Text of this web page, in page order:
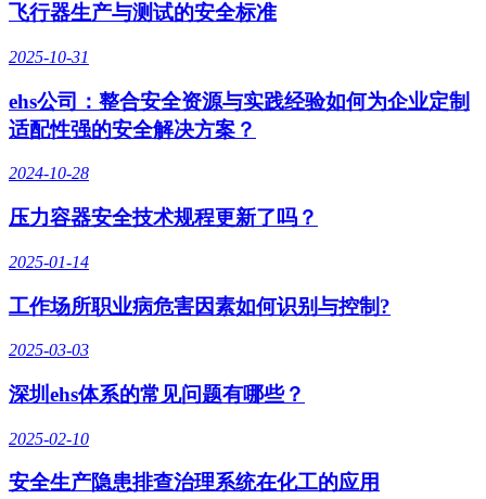
飞行器生产与测试的安全标准
2025-10-31
ehs公司：整合安全资源与实践经验如何为企业定制
适配性强的安全解决方案？
2024-10-28
压力容器安全技术规程更新了吗？
2025-01-14
工作场所职业病危害因素如何识别与控制?
2025-03-03
深圳ehs体系的常见问题有哪些？
2025-02-10
安全生产隐患排查治理系统在化工的应用